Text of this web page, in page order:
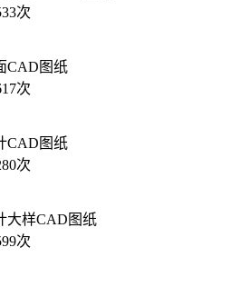
次
CAD图纸
次
CAD图纸
次
大样CAD图纸
次